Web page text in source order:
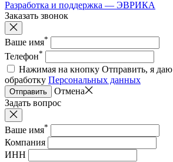
Разработка и поддержка — ЭВРИКА
Заказать звонок
Ваше имя*
Телефон*
Нажимая на кнопку Отправить, я даю
обработку Персональных данных
Отправить
Отмена
Задать вопрос
Ваше имя*
Компания
ИНН